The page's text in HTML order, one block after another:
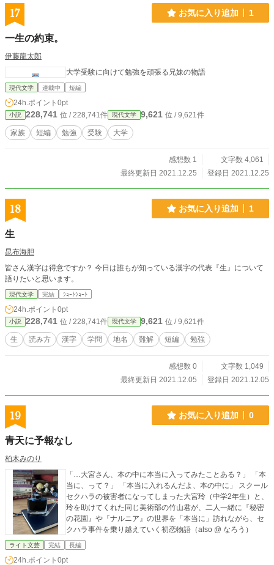
17 お気に入り追加 1
一生の約束。
伊藤龍太郎
大学受験に向けて勉強を頑張る兄妹の物語
現代文学 連載中 短編
24h.ポイント 0pt
小説 228,741 位 / 228,741件 現代文学 9,621 位 / 9,621件
家族 短編 勉強 受験 大学
感想数 1
文字数 4,061
最終更新日 2021.12.25
登録日 2021.12.25
18 お気に入り追加 1
生
昆布海胆
皆さん漢字は得意ですか？ 今日は誰もが知っている漢字の代表『生』について
語りたいと思います。
現代文学 完結 ｼｮｰﾄｼｮｰﾄ
24h.ポイント 0pt
小説 228,741 位 / 228,741件 現代文学 9,621 位 / 9,621件
生 読み方 漢字 学問 地名 難解 短編 勉強
感想数 0
文字数 1,049
最終更新日 2021.12.05
登録日 2021.12.05
19 お気に入り追加 0
青天に予報なし
柏木みのり
「…大宮さん、本の中に本当に入ってみたことある？」 「本
当に、って？」 「本当に入れるんだよ、本の中に」 スクール
セクハラの被害者になってしまった大宮玲（中学2年生）と、
玲を助けてくれた同じ美術部の竹山君が、二人一緒に『秘密
の花園』や『ナルニア』の世界を「本当に」訪れながら、セ
クハラ事件を乗り越えていく初恋物語（also @ なろう）
ライト文芸 完結 長編
24h.ポイント 0pt